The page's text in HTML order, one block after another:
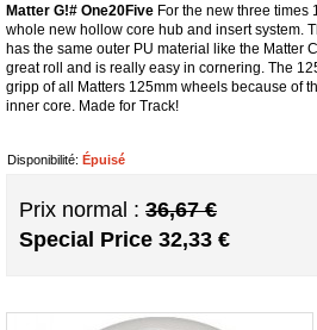
Matter G!# One20Five For the new three times
whole new hollow core hub and insert system.
has the same outer PU material like the Matter
great roll and is really easy in cornering. The
gripp of all Matters 125mm wheels because of
inner core. Made for Track!
Disponibilité: Épuisé
Prix normal : 36,67 €
Special Price 32,33 €